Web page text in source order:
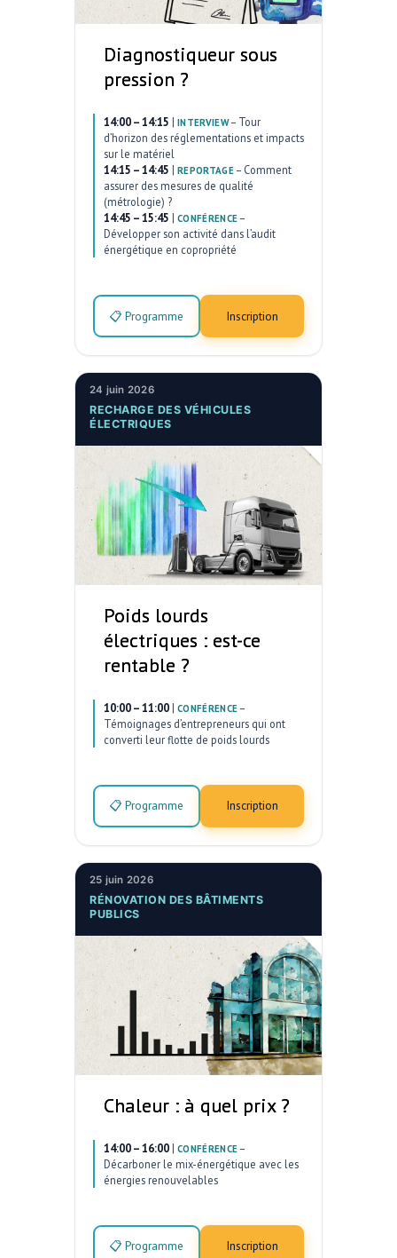
Diagnostiqueur sous
pression ?
14:00 – 14:15 | INTERVIEW– Tour
d’horizon des réglementations et impacts
sur le matériel
14:15 – 14:45 | REPORTAGE– Comment
assurer des mesures de qualité
(métrologie) ?
14:45 – 15:45 | CONFÉRENCE –
Développer son activité dans l’audit
énergétique en copropriété
📋 Programme Inscription
24 juin 2026
RECHARGE DES VÉHICULES
ÉLECTRIQUES
Poids lourds
électriques : est-ce
rentable ?
10:00 – 11:00 | CONFÉRENCE –
Témoignages d’entrepreneurs qui ont
converti leur flotte de poids lourds
📋 Programme Inscription
25 juin 2026
RÉNOVATION DES BÂTIMENTS
PUBLICS
Chaleur : à quel prix ?
14:00 – 16:00 | CONFÉRENCE –
Décarboner le mix-énergétique avec les
énergies renouvelables
📋 Programme Inscription